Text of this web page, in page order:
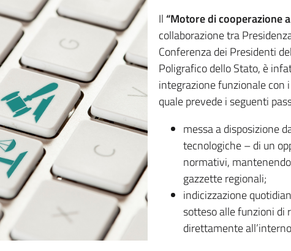
Il “Motore di cooperazione
collaborazione tra
Conferenza dei Presidenti
Poligrafico dello Stato, è
integrazione funzionale con
quale prevede i seguenti
messa a disposizione
tecnologiche – di un
normativi,
gazzette regionali;
indicizzazione
sotteso alle funzioni di
direttamente